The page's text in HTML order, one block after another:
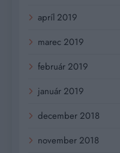
apríl 2019
marec 2019
február 2019
január 2019
december 2018
november 2018